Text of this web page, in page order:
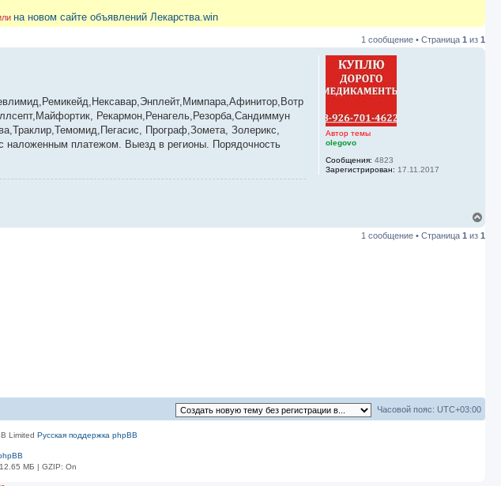
на новом сайте объявлений Лекарства.win
1 сообщение • Страница 1 из 1
Автор темы
olegovo
Сообщения: 4823
Зарегистрирован: 17.11.2017
Рекармон,Ренагель,Резорба,Сандиммун
Програф,Зомета, Золерикс,
наложенным платежом. Выезд в регионы. Порядочность
р
1 сообщение • Страница 1 из 1
Часовой пояс: UTC+03:00
Limited Русская поддержка phpBB
МБ | GZIP: On